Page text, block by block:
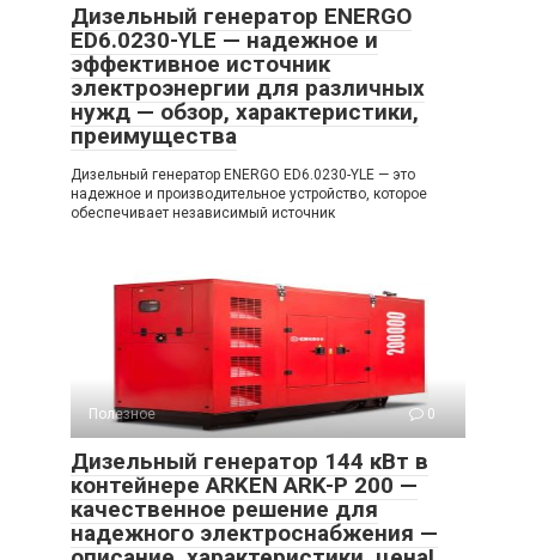
Дизельный генератор ENERGO
ED6.0230-YLE — надежное и
эффективное источник
электроэнергии для различных
нужд — обзор, характеристики,
преимущества
Дизельный генератор ENERGO ED6.0230-YLE — это
надежное и производительное устройство, которое
обеспечивает независимый источник
Полезное 0
Дизельный генератор 144 кВт в
контейнере ARKEN ARK-P 200 —
качественное решение для
надежного электроснабжения —